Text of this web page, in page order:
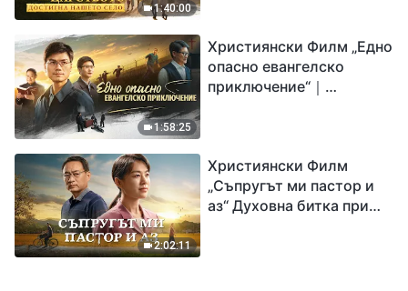
1:40:00
1:58:25
Християнски Филм „Едно
опасно евангелско
приключение“｜
Исус
2:02:11
Християнски Филм
„Съпругът ми пастор и
аз“ Духовна битка при